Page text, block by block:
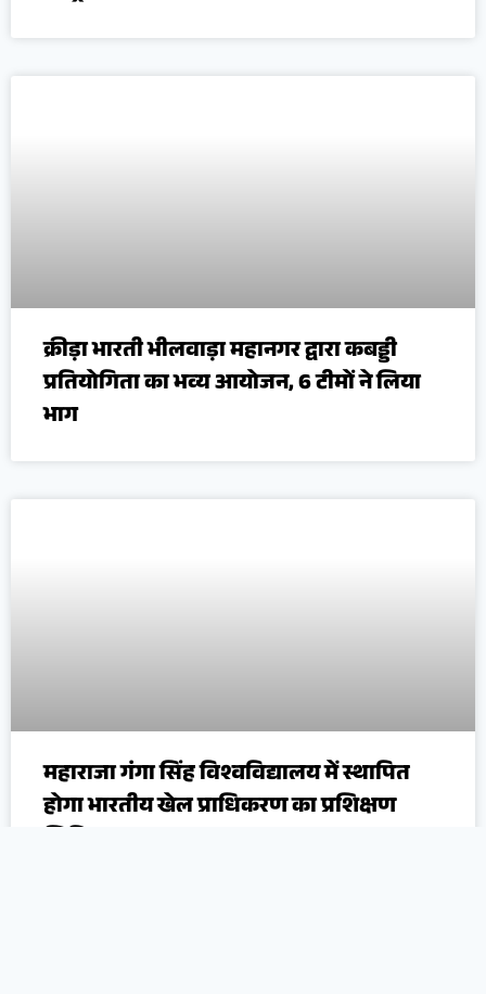
क्रीड़ा भारती भीलवाड़ा महानगर द्वारा कबड्डी
प्रतियोगिता का भव्य आयोजन, 6 टीमों ने लिया
भाग
महाराजा गंगा सिंह विश्वविद्यालय में स्थापित
होगा भारतीय खेल प्राधिकरण का प्रशिक्षण